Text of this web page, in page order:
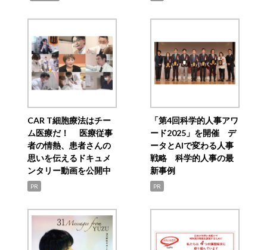
CAR T細胞療法はチー
ム医療だ！ 医療従事
者の情熱、患者さんの
思いを伝えるドキュメ
ンタリー動画を公開中
PR
「第4回科学的人事アワ
ード2025」を開催 デ
ータとAIで変わる人事
戦略 科学的人事の最
新事例
PR